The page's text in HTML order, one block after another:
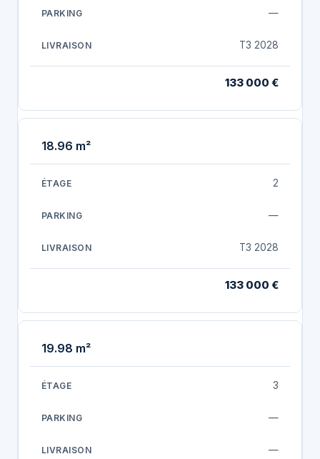
—
T3 2028
133 000 €
18.96 m²
2
—
T3 2028
133 000 €
19.98 m²
3
—
—